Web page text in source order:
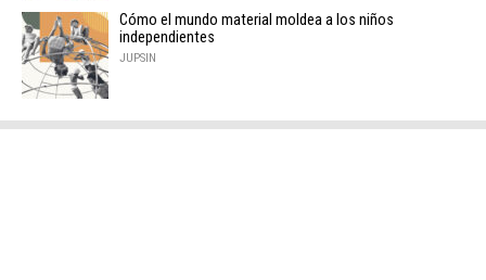
Cómo el mundo material moldea a los niños
independientes
JUPSIN